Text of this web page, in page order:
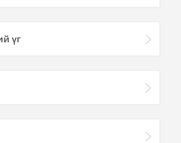
үг